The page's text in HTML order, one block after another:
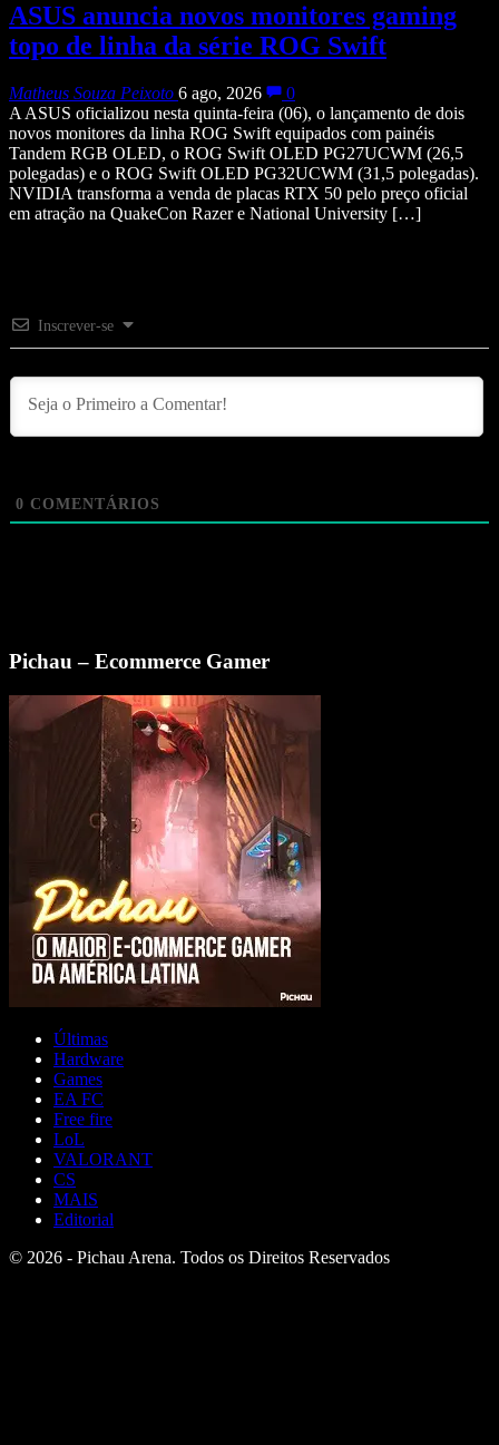
ASUS anuncia novos monitores gaming
topo de linha da série ROG Swift
Matheus Souza Peixoto 6 ago, 2026
0
A ASUS oficializou nesta quinta-feira (06), o lançamento de dois
novos monitores da linha ROG Swift equipados com painéis
Tandem RGB OLED, o ROG Swift OLED PG27UCWM (26,5
polegadas) e o ROG Swift OLED PG32UCWM (31,5 polegadas).
NVIDIA transforma a venda de placas RTX 50 pelo preço oficial
em atração na QuakeCon Razer e National University […]
Inscrever-se
0 COMENTÁRIOS
Pichau – Ecommerce Gamer
Últimas
Hardware
Games
EA FC
Free fire
LoL
VALORANT
CS
MAIS
Editorial
© 2026 - Pichau Arena. Todos os Direitos Reservados